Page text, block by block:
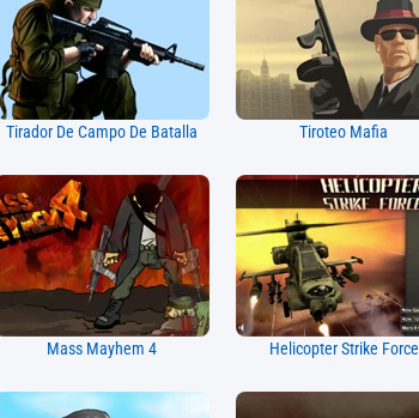
Tirador De Campo De Batalla Tiroteo Mafia
Mass Mayhem 4 Helicopter Strike Force